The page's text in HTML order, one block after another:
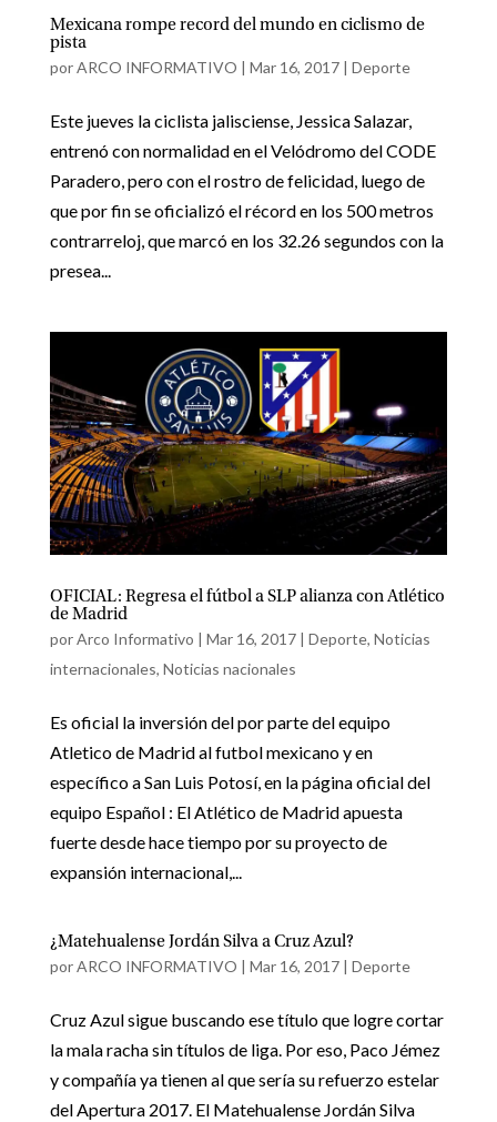
Mexicana rompe record del mundo en ciclismo de
pista
porARCO INFORMATIVO | Mar 16, 2017| Deporte
Este jueves la ciclista jalisciense, Jessica Salazar,
entrenó con normalidad en el Velódromo del CODE
Paradero, pero con el rostro de felicidad, luego de
que por fin se oficializó el récord en los 500 metros
contrarreloj, que marcó en los 32.26 segundos con la
presea...
OFICIAL: Regresa el fútbol a SLP alianza con Atlético
de Madrid
porArco Informativo | Mar 16, 2017| Deporte, Noticias
internacionales, Noticias nacionales
Es oficial la inversión del por parte del equipo
Atletico de Madrid al futbol mexicano y en
específico a San Luis Potosí, en la página oficial del
equipo Español : El Atlético de Madrid apuesta
fuerte desde hace tiempo por su proyecto de
expansión internacional,...
¿Matehualense Jordán Silva a Cruz Azul?
porARCO INFORMATIVO | Mar 16, 2017| Deporte
Cruz Azul sigue buscando ese título que logre cortar
la mala racha sin títulos de liga. Por eso, Paco Jémez
y compañía ya tienen al que sería su refuerzo estelar
del Apertura 2017. El Matehualense Jordán Silva